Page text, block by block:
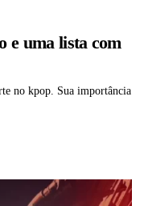
e uma lista com
no kpop. Sua importância